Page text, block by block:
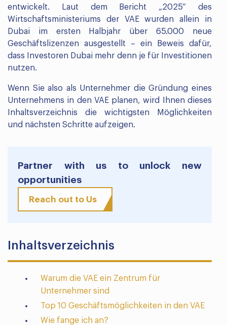
entwickelt. Laut dem Bericht „2025“ des
Wirtschaftsministeriums der VAE wurden allein in
Dubai im ersten Halbjahr über 65.000 neue
Geschäftslizenzen ausgestellt – ein Beweis dafür,
dass Investoren Dubai mehr denn je für Investitionen
nutzen.
Wenn Sie also als Unternehmer die Gründung eines
Unternehmens in den VAE planen, wird Ihnen dieses
Inhaltsverzeichnis die wichtigsten Möglichkeiten
und nächsten Schritte aufzeigen.
Partner with us to unlock new
opportunities
Reach out to Us
Inhaltsverzeichnis
Warum die VAE ein Zentrum für
Unternehmer sind
Top 10 Geschäftsmöglichkeiten in den VAE
Wie fange ich an?